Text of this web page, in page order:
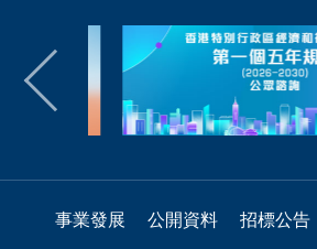
事業發展 公開資料 招標公告